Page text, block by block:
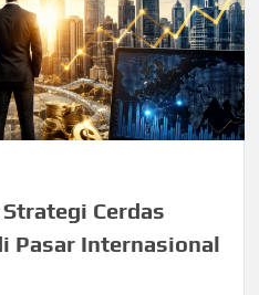
Cerdas
Pasar Internasional